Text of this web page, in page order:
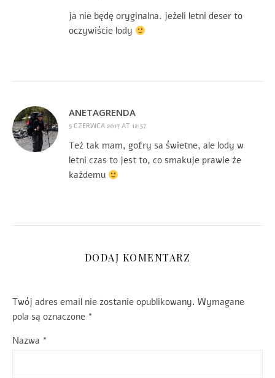
ja nie będę oryginalna. jeżeli letni deser to
oczywiście lody
ANETAGRENDA
5 CZERWCA 2017 AT 12:57
Też tak mam, gofry sa świetne, ale lody w
letni czas to jest to, co smakuje prawie że
każdemu
DODAJ KOMENTARZ
Twój adres email nie zostanie opublikowany. Wymagane
pola są oznaczone *
Nazwa *